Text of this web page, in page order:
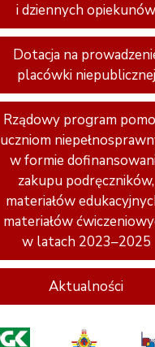
i dziennych opiekunów
Dotacja na
placówki niepublicznej
Rządowy program
uczniom
w formie
zakupu podręczników,
materiałów
materiałów
w latach 2023–2025
Aktualności